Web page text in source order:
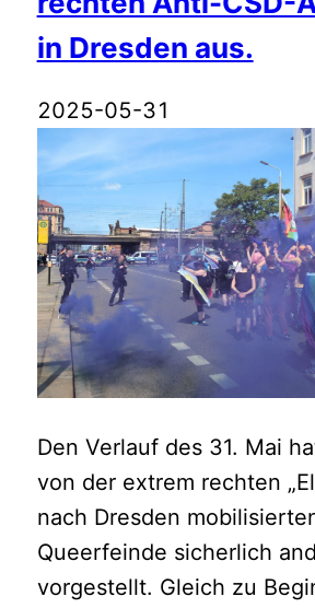
in Dresden aus.
2025-05-31
Den Verlauf des 31. Mai
von der extrem rechten
nach Dresden
Queerfeinde sicherlich
vorgestellt. Gleich zu